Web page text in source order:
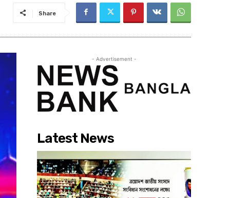
Share
- Advertisement -
Latest News